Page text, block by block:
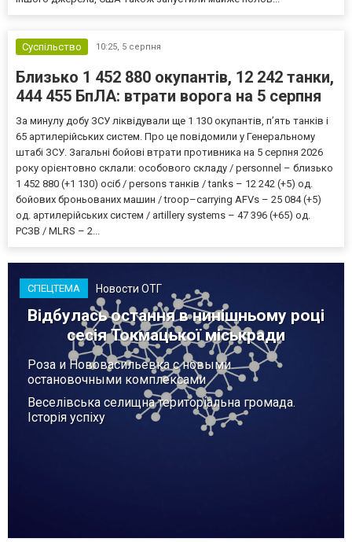
Суспільство 10:25, 5 серпня
Близько 1 452 880 окупантів, 12 242 танки,
444 455 БпЛА: втрати ворога на 5 серпня
За минулу добу ЗСУ ліквідували ще 1 130 окупантів, пʼять танків і
65 артилерійських систем. Про це повідомили у Генеральному
штабі ЗСУ. Загальні бойові втрати противника на 5 серпня 2026
року орієнтовно склали: особового складу / personnel – близько
1 452 880 (+1 130) осіб / persons танків / tanks – 12 242 (+5) од.
бойових броньованих машин / troop–carrying AFVs – 25 084 (+5)
од. артилерійських систем / artillery systems – 47 396 (+65) од.
РСЗВ / MLRS – 2...
СПЕЦТЕМА Новости ОТГ
Відбулась остання в нинішньому році
сесія Токмацької міськради
Роза и Нововасильевка с новыми
остановочными комплексами
Веселівська селищна територіальна громада.
Історія успіху